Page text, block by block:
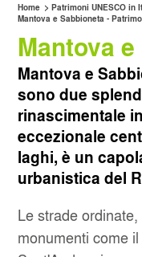
SERVIZIO CLIENTI
SERVIZI INCLUSI
SALTA LA FILA
NOLEGGIO MENSILE
CAGLIARI
CATANIA
MILANO LINATE
MILANO STAZIONE
NAPOLI
Home > Patrimoni UNESCO in
Mantova e Sabbioneta -
Mantova
Mantova e
sono due
rinascimentale
eccezionale
laghi, è un
urbanistica del
Le strade
monumenti come